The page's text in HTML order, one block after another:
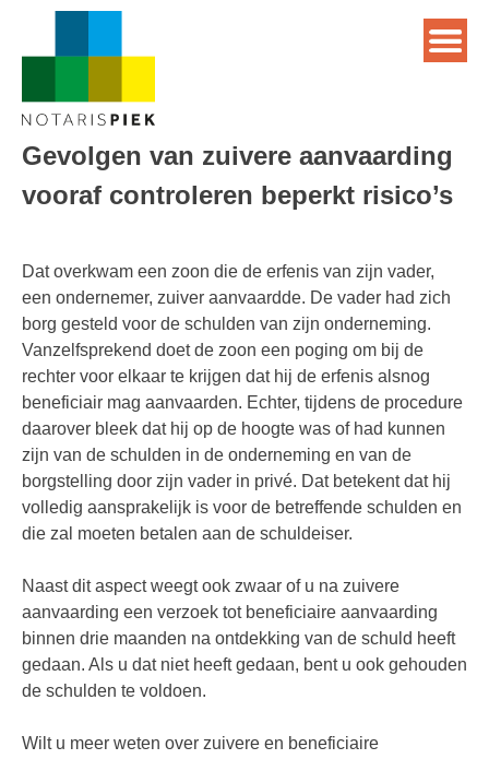
Gevolgen van zuivere aanvaarding
vooraf controleren beperkt risico’s
Dat overkwam een zoon die de erfenis van zijn vader,
een ondernemer, zuiver aanvaardde. De vader had zich
borg gesteld voor de schulden van zijn onderneming.
Vanzelfsprekend doet de zoon een poging om bij de
rechter voor elkaar te krijgen dat hij de erfenis alsnog
beneficiair mag aanvaarden. Echter, tijdens de procedure
daarover bleek dat hij op de hoogte was of had kunnen
zijn van de schulden in de onderneming en van de
borgstelling door zijn vader in privé. Dat betekent dat hij
volledig aansprakelijk is voor de betreffende schulden en
die zal moeten betalen aan de schuldeiser.
Naast dit aspect weegt ook zwaar of u na zuivere
aanvaarding een verzoek tot beneficiaire aanvaarding
binnen drie maanden na ontdekking van de schuld heeft
gedaan. Als u dat niet heeft gedaan, bent u ook gehouden
de schulden te voldoen.
Wilt u meer weten over zuivere en beneficiaire